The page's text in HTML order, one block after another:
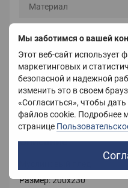
Мы заботимся о вашей
Этот веб-сайт использует
маркетинговых и
безопасной и надежной
изменить это в своем
«Согласиться», чтобы
файлов cookie. Подробнее
странице
Материал
Цвет
Вес
Страна-производитель
Описание
Размер: 200х230